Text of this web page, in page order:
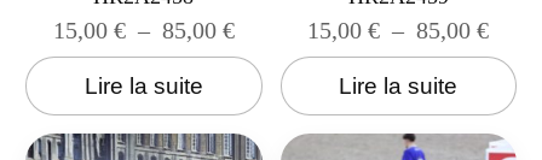
15,00 € – 85,00 €
Lire la suite
15,00€ – 85,00€
Lire la suite